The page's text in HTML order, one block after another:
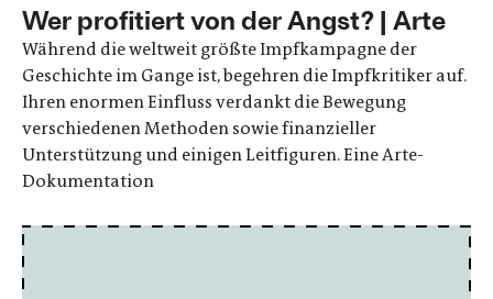
Wer profitiert von der Angst? | Arte
Während die weltweit größte Impfkampagne der
Geschichte im Gange ist, begehren die Impfkritiker auf.
Ihren enormen Einfluss verdankt die Bewegung
verschiedenen Methoden sowie finanzieller
Unterstützung und einigen Leitfiguren. Eine Arte-
Dokumentation